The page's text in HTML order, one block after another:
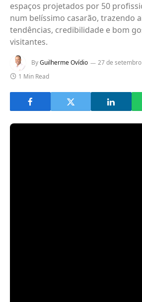
espaços projetados por 50
num belíssimo casarão, trazendo
tendências, credibilidade e bom
visitantes.
ByGuilherme Ovídio
27 de
1 Min Read